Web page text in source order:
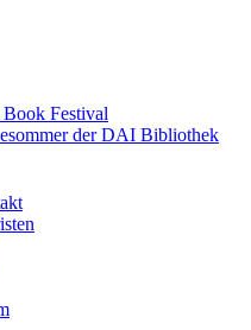
Book Festival
der DAI Bibliothek